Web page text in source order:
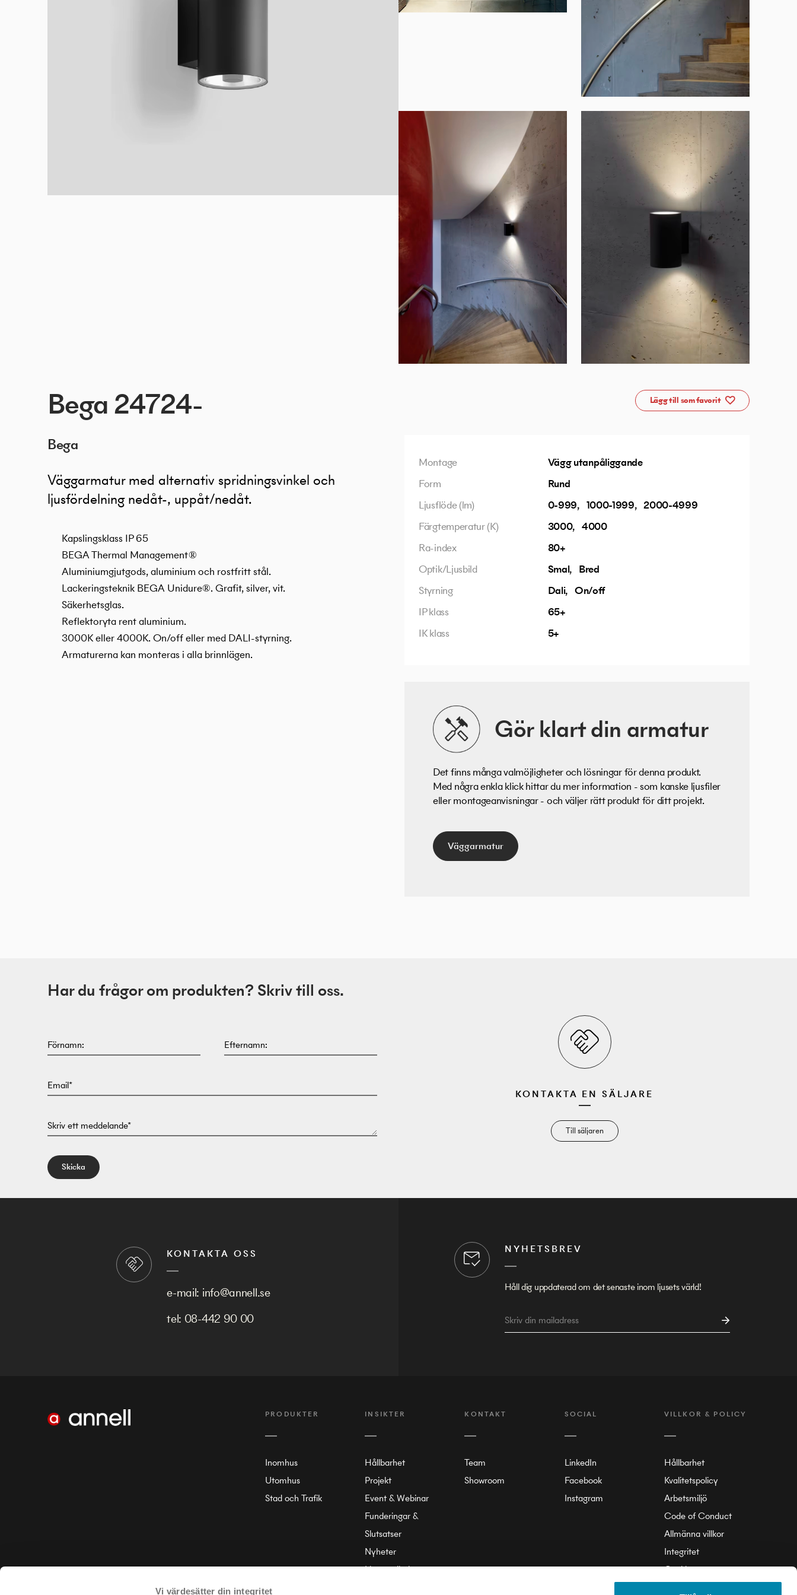
Vi värdesätter din integritet
Bega 24724-
Bega
Väggarmatur med alternativ spridningsvinkel och
ljusfördelning nedåt-, uppåt/nedåt.
Kapslingsklass IP 65
BEGA Thermal Management ®
Aluminiumgjutgods, aluminium och rostfritt stål.
Lackeringsteknik BEGA Unidure®. Grafit, silver, vit.
Säkerhetsglas.
Reflektoryta rent aluminium.
3000K eller 4000K. On/off eller med DALI-styrning.
Armaturerna kan monteras i alla brinnlägen.
Lägg till som favorit
Montage
Vägg utanpåliggande
Form
Rund
Ljusflöde (lm)
0-999 1000-1999
2000-4999
Färgtemperatur (K)
3000
4000
Ra-index
80+
Optik/Ljusbild
Smal
Bred
Styrning
Dali
On/off
IP klass
65+
IK klass
5+
Gör klart din armatur
Det finns många valmöjligheter och lösningar för denna produkt.
Med några enkla klick hittar du mer information - som kanske ljusfiler
eller montageanvisningar - och väljer rätt produkt för ditt projekt.
Väggarmatur
Har du frågor om produkten? Skriv till oss.
Förnamn: Efternamn:
Email*
Skriv ett meddelande*
Skicka
KONTAKTA EN SÄLJARE
Till säljaren
KONTAKTA OSS
e-mail: info@annell.se
tel: 08-442 90 00
NYHETSBREV
Håll dig uppdaterad om det senaste inom ljusets värld!
PRODUKTER
Inomhus
Utomhus
Stad och Trafik
INSIKTER
Hållbarhet
Projekt
Event & Webinar
Funderingar &
Slutsatser
Nyheter
Liten ordbok
KONTAKT
Team
Showroom
SOCIAL
LinkedIn
Facebook
Instagram
VILLKOR & POLICY
Hållbarhet
Kvalitetspolicy
Arbetsmiljö
Code of Conduct
Allmänna villkor
Integritet
Cookie